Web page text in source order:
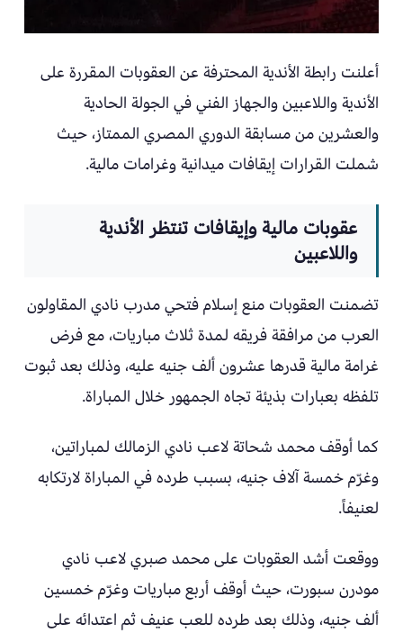
أعلنت رابطة الأندية المحترفة عن العقوبات المقررة على
الأندية واللاعبين والجهاز الفني في الجولة الحادية
والعشرين من مسابقة الدوري المصري الممتاز، حيث
شملت القرارات إيقافات ميدانية وغرامات مالية.
عقوبات مالية وإيقافات تنتظر الأندية
واللاعبين
تضمنت العقوبات منع إسلام فتحي مدرب نادي المقاولون
العرب من مرافقة فريقه لمدة ثلاث مباريات، مع فرض
غرامة مالية قدرها عشرون ألف جنيه عليه، وذلك بعد ثبوت
تلفظه بعبارات بذيئة تجاه الجمهور خلال المباراة.
كما أوقف محمد شحاتة لاعب نادي الزمالك لمباراتين،
وغرّم خمسة آلاف جنيه، بسبب طرده في المباراة لارتكابه
لعنيفاً.
ووقعت أشد العقوبات على محمد صبري لاعب نادي
مودرن سبورت، حيث أوقف أربع مباريات وغرّم خمسين
ألف جنيه، وذلك بعد طرده للعب عنيف ثم اعتدائه على